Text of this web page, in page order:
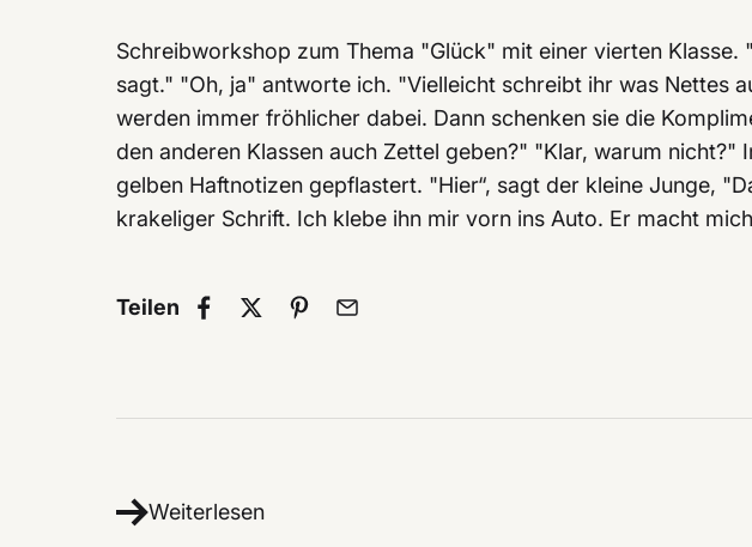
Schreibworkshop zum Thema "Glück" mit einer vierten
sagt." "Oh, ja" antworte ich. "Vielleicht schreibt ihr was Nettes
werden immer fröhlicher dabei. Dann schenken sie die
den anderen Klassen auch Zettel geben?" "Klar, warum
gelben Haftnotizen gepflastert. "Hier“, sagt der kleine Junge,
krakeliger Schrift. Ich klebe ihn mir vorn ins Auto. Er macht
Teilen
Weiterlesen